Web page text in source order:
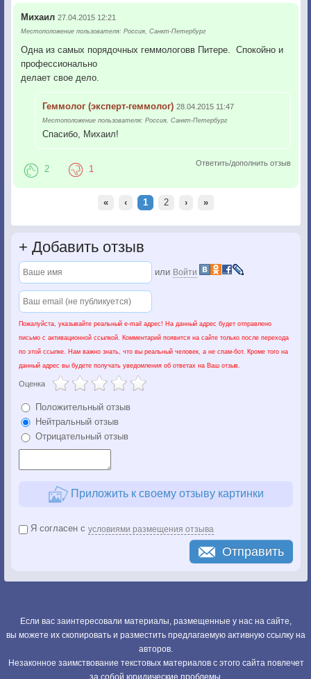
Михаил 27.04.2015 12:21
Местоположение пользователя: Россия, Санкт-Петербург
Одна из самых порядочных геммологовв Питере. Спокойно и
профессионально
делает свое дело.
Геммолог (эксперт-геммолог) 28.04.2015 11:47
Местоположение пользователя: Россия, Санкт-Петербург
Спасибо, Михаил!
Ответить/дополнить отзыв
2 1
« ‹ 1 2 › »
+ Добавить отзыв
или Войти
Пожалуйста, указывайте реальный e-mail адрес! На данный адрес будет отправлено
письмо с активационной ссылкой. Комментарий появится на сайте только после перехода
по этой ссылке. Нам важно знать, что вы реальный человек, а не спам-бот. Кроме того на
данный адрес вы будете получать уведомления об ответах на Ваш отзыв.
Оценка
Положительный отзыв
Нейтральный отзыв
Отрицательный отзыв
Приложить к своему отзыву картинки
Я согласен с условиями размещения отзыва
Отправить
Если вас заинтересовали материалы, размещенные у нас на сайте,
вы можете их скопировать и разместить предлагаемую активную ссылку на
авторов.
Незаконное заимствование текстовых материалов с этого сайта повлечет
за собой юридические проблемы.